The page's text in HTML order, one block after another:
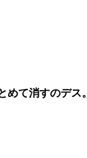
て消すのデス。